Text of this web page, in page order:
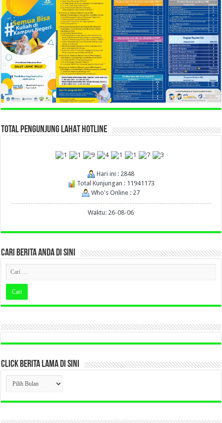
TOTAL PENGUNJUNG LAHAT HOTLINE
Hari ini : 2848
Total Kunjungan : 11941173
Who's Online : 27
Waktu: 26-08-06
CARI BERITA ANDA DI SINI
CLICK BERITA LAMA DI SINI
CLICK
BERITA
LAMA
DI